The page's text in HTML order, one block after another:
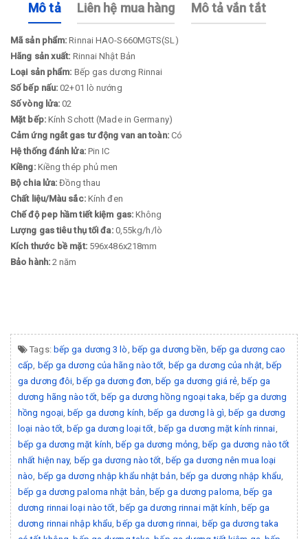
Mô tả Liên hệ mua hàng Mô tả vắn tắt
Mã sản phẩm:Rinnai HAO-S660MGTS(SL)
Hãng sản xuất: Rinnai Nhật Bản
Loại sản phẩm: Bếp gas dương Rinnai
Số bếp nấu:02+01 lò nướng
Số vòng lửa: 02
Mặt bếp:Kính Schott (Made in Germany)
Cảm ứng ngắt gas tư động van an toàn: Có
Hệ thống đánh lửa: Pin IC
Kiềng: Kiềng thép phủ men
Bộ chia lửa:Đồng thau
Chất liệu/Màu sắc:Kính đen
Chế độ pep hầm tiết kiệm gas:Không
Lượng gas tiêu thụ tối đa: 0,55kg/h/lò
Kích thước bề mặt:596x486x218mm
Bảo hành: 2 năm
Tags: bếp ga dương 3 lò bếp ga dương bền bếp ga dương cao
cấp bếp ga dương của hãng nào tốt bếp ga dương của nhật, bếp
ga dương đôi ,bếp ga dương đơn ,bếp ga dương giá rẻ ,bếp ga
dương hãng nào tốt,bếp ga dương hồng ngoại taka ,bếp ga dương
hồng ngoại ,bếp ga dương kính ,bếp ga dương là gì ,bếp ga dương
loại nào tốt ,bếp ga dương loại tốt bếp ga dương mặt kính rinnai
bếp ga dương mặt kính ,bếp ga dương mỏng ,bếp ga dương nào tốt
nhất hiện nay, bếp ga dương nào tốt bếp ga dương nên mua loại
nào bếp ga dương nhập khẩu nhật bản bếp ga dương nhập khẩu
bếp ga dương paloma nhật bản ,bếp ga dương paloma ,bếp ga
dương rinnai loại nào tốt bếp ga dương rinnai mặt kính bếp ga
dương rinnai nhập khẩu ,bếp ga dương rinnai bếp ga dương taka